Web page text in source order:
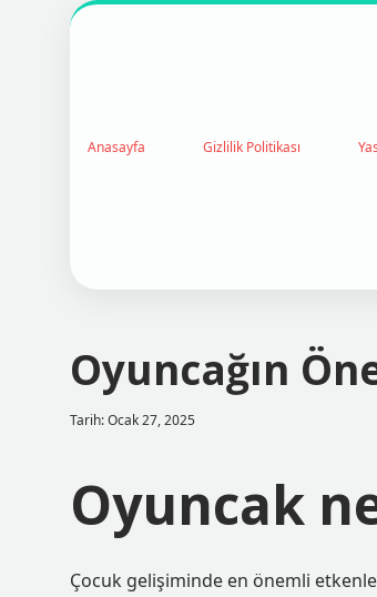
Anasayfa Gizlilik Politikası
Oyuncağın
Tarih: Ocak 27, 2025
Oyuncak
Çocuk gelişiminde en önemli